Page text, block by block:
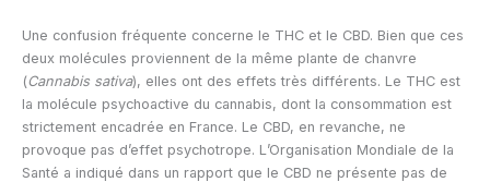
Une confusion fréquente concerne le THC et le CBD. Bien que ces
deux molécules proviennent de la même plante de chanvre
(Cannabis sativa), elles ont des effets très différents. Le THC est
la molécule psychoactive du cannabis, dont la consommation est
strictement encadrée en France. Le CBD, en revanche, ne
provoque pas d’effet psychotrope. L’Organisation Mondiale de la
Santé a indiqué dans un rapport que le CBD ne présente pas de